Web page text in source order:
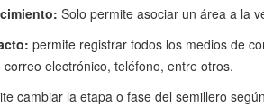
Solo permite asociar un área a la
permite registrar todos los medios de
electrónico, teléfono, entre otros.
cambiar la etapa o fase del semillero